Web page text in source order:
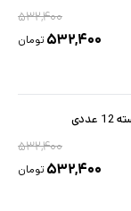
۵۳۲,۴۰۰
۵۳۲,۴۰۰ تومان
۵۳۲,۴۰۰
۵۳۲,۴۰۰ تومان